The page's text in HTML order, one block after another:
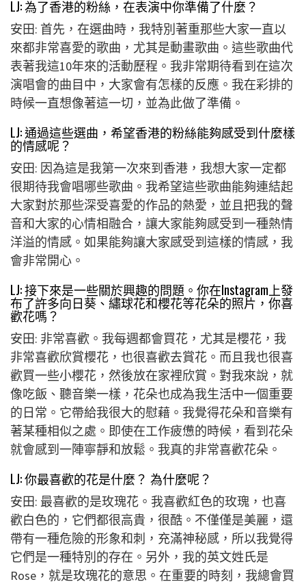
LJ: 為了香港的粉絲，在表演中你準備了什麼？
安田: 首先，在選曲時，我特別著重那些大家一直以
來都非常喜愛的歌曲，尤其是動畫歌曲。這些歌曲代
表著我這10年來的活動歷程。我非常期待看到在這次
演唱會的曲目中，大家會有怎樣的反應。我在彩排的
時候一直想像著這一切，並為此做了準備。
LJ: 通過這些選曲，希望香港的粉絲能夠感受到什麼樣
的情感呢？
安田: 因為這是我第一次來到香港，我想大家一定都
很期待我會唱哪些歌曲。我希望這些歌曲能夠連結起
大家對於那些深受喜愛的作品的熱愛，並且把我的聲
音和大家的心情相融合，讓大家能夠感受到一種熱情
洋溢的情感。如果能夠讓大家感受到這樣的情感，我
會非常開心。
LJ: 接下來是一些關於興趣的問題。你在Instagram上發
布了許多向日葵、繡球花和櫻花等花朵的照片，你喜
歡花嗎？
安田: 非常喜歡。我每週都會買花，尤其是櫻花，我
非常喜歡欣賞櫻花，也很喜歡去賞花。而且我也很喜
歡買一些小櫻花，然後放在家裡欣賞。對我來說，就
像吃飯、聽音樂一樣，花朵也成為我生活中一個重要
的日常。它帶給我很大的慰藉。我覺得花朵和音樂有
著某種相似之處。即使在工作疲憊的時候，看到花朵
就會感到一陣寧靜和放鬆。我真的非常喜歡花朵。
LJ: 你最喜歡的花是什麼？ 為什麼呢？
安田: 最喜歡的是玫瑰花。我喜歡紅色的玫瑰，也喜
歡白色的，它們都很高貴，很酷。不僅僅是美麗，還
帶有一種危險的形象和刺，充滿神秘感，所以我覺得
它們是一種特別的存在。另外，我的英文姓氏是
Rose，就是玫瑰花的意思。在重要的時刻，我總會買